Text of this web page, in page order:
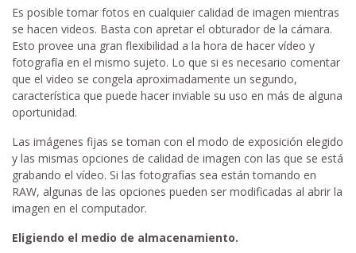
Es posible tomar fotos en cualquier calidad de imagen mientras
se hacen videos. Basta con apretar el obturador de la cámara.
Esto provee una gran flexibilidad a la hora de hacer vídeo y
fotografía en el mismo sujeto. Lo que si es necesario comentar
que el video se congela aproximadamente un segundo,
característica que puede hacer inviable su uso en más de alguna
oportunidad.
Las imágenes fijas se toman con el modo de exposición elegido
y las mismas opciones de calidad de imagen con las que se está
grabando el vídeo. Si las fotografías sea están tomando en
RAW, algunas de las opciones pueden ser modificadas al abrir la
imagen en el computador.
Eligiendo el medio de almacenamiento.